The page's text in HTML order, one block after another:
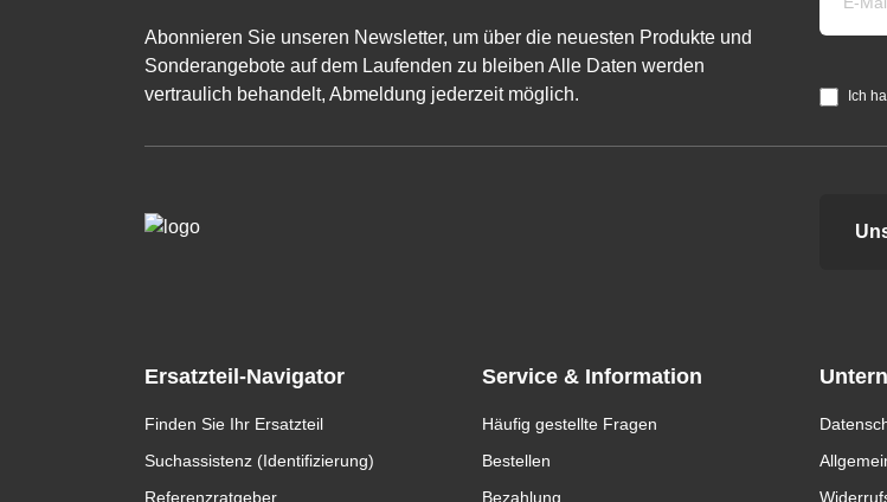
Abonnieren Sie unseren Newsletter, um über die neuesten Produkte und
Sonderangebote auf dem Laufenden zu bleiben Alle Daten werden
vertraulich behandelt, Abmeldung jederzeit möglich.
Ich
Ersatzteil-Navigator
Finden Sie Ihr Ersatzteil
Suchassistenz (Identifizierung)
Referenzratgeber
Service & Information
Häufig gestellte Fragen
Bestellen
Bezahlung